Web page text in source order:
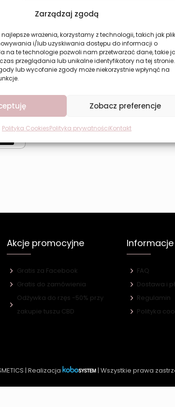
Zarządzaj zgodą
wrażenia, korzystamy z technologii, takich jak
i/lub uzyskiwania dostępu do informacji o
na te technologie pozwoli nam przetwarzać dane, takie
przeglądania lub unikalne identyfikatory na tej stronie.
lub wycofanie zgody może niekorzystnie wpłynąć na
Zobacz preferencje
Polityka CookiesPolityka prywatnościKontakt
Aktualna
cena
wynosi:
19,99 zł.
zł
Akcje promocyjne
Gratis za Facebook
Gratis do zamówienia
Odżywka do rzęs -50% przy
zakupie tuszu CBD
Informacje
FAQ
Dostawa i
Regulamin
Polityka
| Realizacja | Wszystkie prawa